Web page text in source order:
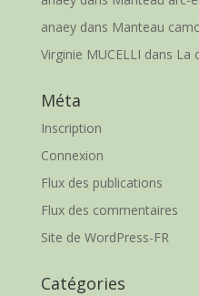
anaeydans Manteau
Virginie MUCELLI dans La
Méta
Inscription
Connexion
Flux des publications
Flux des commentaires
Site de WordPress-FR
Catégories